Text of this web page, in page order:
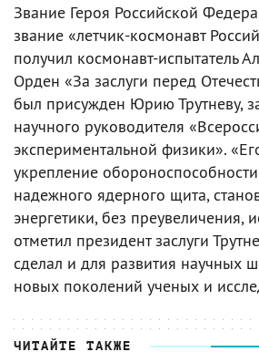
Звание Героя Российской
звание «летчик-космонавт
получил космонавт-испытатель
Орден «За заслуги перед
был присужден Юрию Трутневу,
научного руководителя
экспериментальной физики».
укрепление
надежного ядерного щита,
энергетики, без преувеличения,
отметил президент заслуги
сделал и для развития научных
новых поколений ученых и
ЧИТАЙТЕ ТАКЖЕ